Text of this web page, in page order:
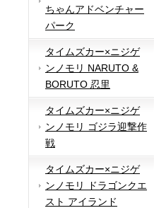
ちゃんアドベンチャー
パーク
タイムズカー×ニジゲ
ンノモリ NARUTO &
BORUTO 忍里
タイムズカー×ニジゲ
ンノモリ ゴジラ迎撃作
戦
タイムズカー×ニジゲ
ンノモリ ドラゴンクエ
スト アイランド